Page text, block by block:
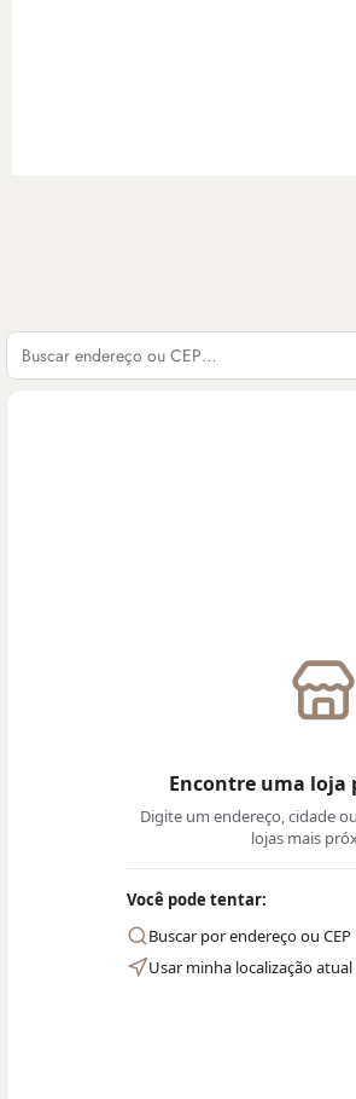
Encontre uma loja
Digite um endereço, cidade
lojas mais
Você pode tentar:
Buscar por endereço ou CEP
Usar minha localização atual